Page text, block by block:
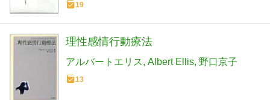
19
理性感情行動療法
アルバートエリス Albert Ellis 野口京子
13